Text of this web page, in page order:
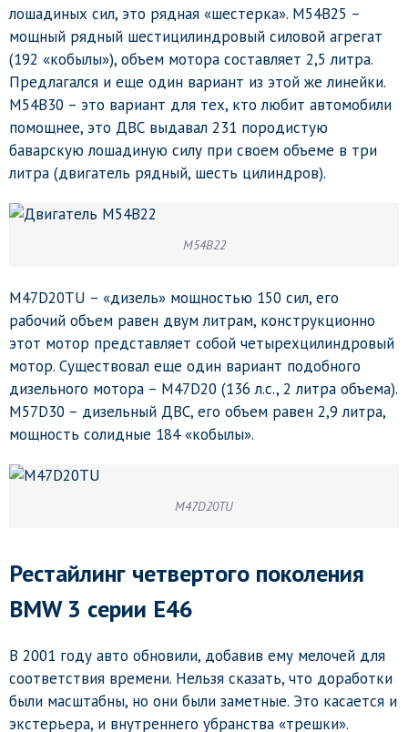
лошадиных сил, это рядная «шестерка». M54B25 –
мощный рядный шестицилиндровый силовой агрегат
(192 «кобылы»), объем мотора составляет 2,5 литра.
Предлагался и еще один вариант из этой же линейки.
M54B30 – это вариант для тех, кто любит автомобили
помощнее, это ДВС выдавал 231 породистую
баварскую лошадиную силу при своем объеме в три
литра (двигатель рядный, шесть цилиндров).
M54B22
M47D20TU – «дизель» мощностью 150 сил, его
рабочий объем равен двум литрам, конструкционно
этот мотор представляет собой четырехцилиндровый
мотор. Существовал еще один вариант подобного
дизельного мотора – M47D20 (136 л.с., 2 литра объема).
M57D30 – дизельный ДВС, его объем равен 2,9 литра,
мощность солидные 184 «кобылы».
M47D20TU
Рестайлинг четвертого поколения
BMW 3 серии E46
В 2001 году авто обновили, добавив ему мелочей для
соответствия времени. Нельзя сказать, что доработки
были масштабны, но они были заметные. Это касается и
экстерьера, и внутреннего убранства «трешки».